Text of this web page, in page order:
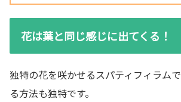
花は葉と同じ感じに出てくる！
独特の花を咲かせるスパティフィラム
る方法も独特です。